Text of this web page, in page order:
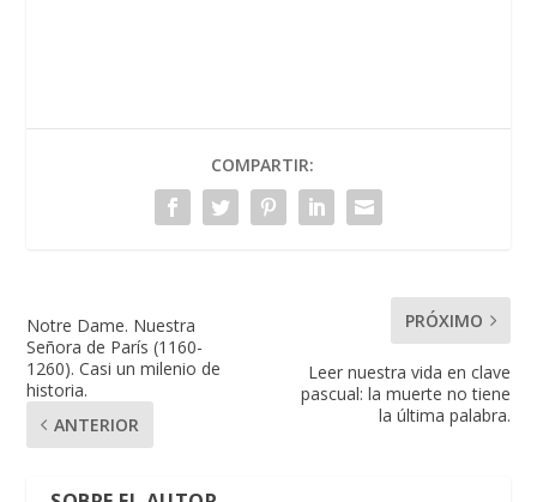
COMPARTIR:
Notre Dame. Nuestra
Señora de París (1160-
1260). Casi un milenio de
historia.
ANTERIOR
PRÓXIMO
Leer nuestra vida en clave
pascual: la muerte no tiene
la última palabra.